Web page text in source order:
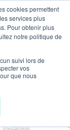
cookies permettent
services plus
Pour obtenir plus
notre politique de
suivi lors de
vos
que nous